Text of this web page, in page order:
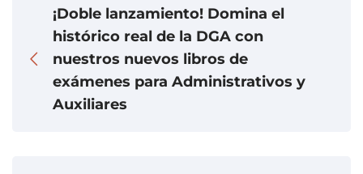
¡Doble lanzamiento! Domina el
histórico real de la DGA con
nuestros nuevos libros de
exámenes para Administrativos y
Auxiliares